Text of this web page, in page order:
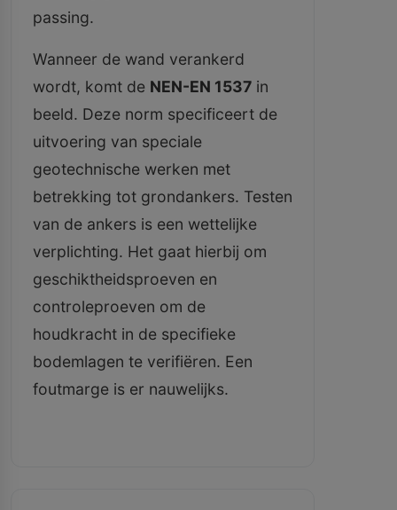
passing.
Wanneer de wand verankerd
wordt, komt de NEN-EN 1537 in
beeld. Deze norm specificeert de
uitvoering van speciale
geotechnische werken met
betrekking tot grondankers. Testen
van de ankers is een wettelijke
verplichting. Het gaat hierbij om
geschiktheidsproeven en
controleproeven om de
houdkracht in de specifieke
bodemlagen te verifiëren. Een
foutmarge is er nauwelijks.